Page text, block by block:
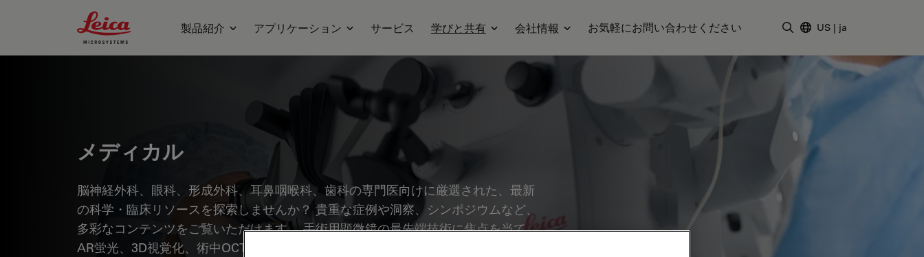
Leica Microsystems Logo
製品紹介 アプリケーション サービス 学びと共有 会社情報 お気軽にお問い合わせください US | ja
メディカル
脳神経外科、眼科、形成外科、耳鼻咽喉科、歯科の専門医向けに厳選された、最新
の科学・臨床リソースを探索しませんか？ 貴重な症例や洞察、シンポジウムなど、
多彩なコンテンツをご覧いただけます。 手術用顕微鏡の最先端技術に焦点を当て、
AR蛍光、3D視覚化、術中OCTイメージングといった革新的技術が、複雑な手術の